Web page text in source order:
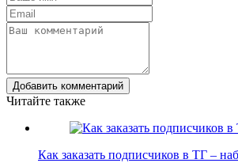
Добавить комментарий
Читайте также
Как заказать подписчиков в ТГ –